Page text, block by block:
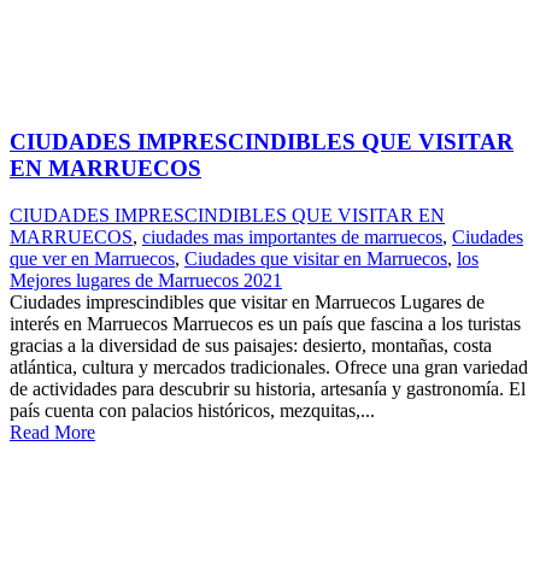
CIUDADES IMPRESCINDIBLES QUE VISITAR
EN MARRUECOS
CIUDADES IMPRESCINDIBLES QUE VISITAR EN
MARRUECOS, ciudades mas importantes de marruecos, Ciudades
que ver en Marruecos, Ciudades que visitar en Marruecos, los
Mejores lugares de Marruecos 2021
Ciudades imprescindibles que visitar en Marruecos Lugares de
interés en Marruecos Marruecos es un país que fascina a los turistas
gracias a la diversidad de sus paisajes: desierto, montañas, costa
atlántica, cultura y mercados tradicionales. Ofrece una gran variedad
de actividades para descubrir su historia, artesanía y gastronomía. El
país cuenta con palacios históricos, mezquitas,...
Read More